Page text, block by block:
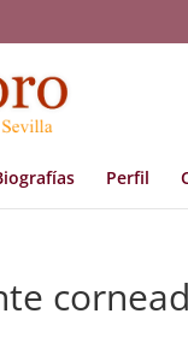
Perfil